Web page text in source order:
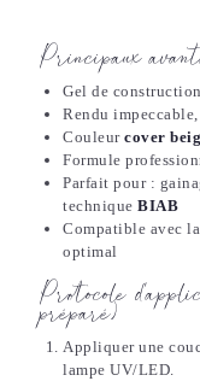
Principaux
Gel de
Rendu
Couleur cover
Formule
Parfait pour :
technique BIAB
Compatible avec la
optimal
Protocole
préparé)
Appliquer une
lampe UV/LED.